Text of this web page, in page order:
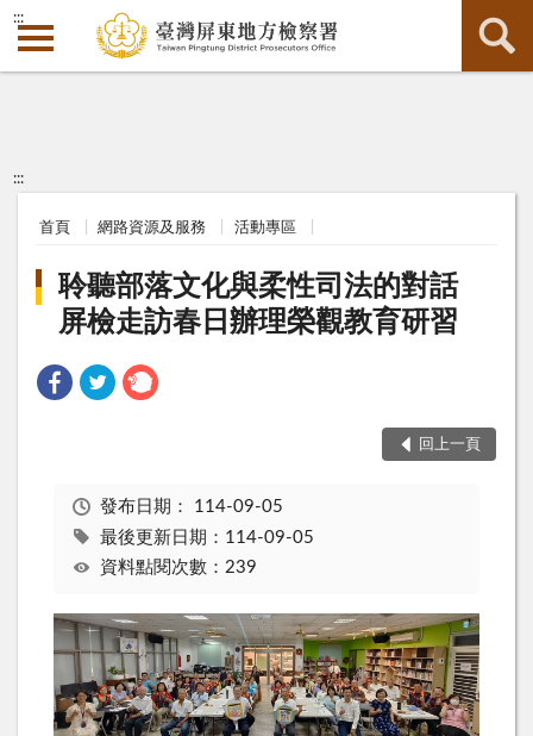
:::
:::
首頁 網路資源及服務 活動專區
聆聽部落文化與柔性司法的對話
屏檢走訪春日辦理榮觀教育研習
回上一頁
發布日期： 114-09-05
最後更新日期：114-09-05
資料點閱次數：239